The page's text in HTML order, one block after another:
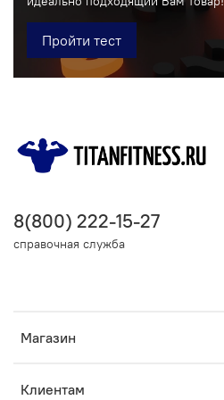
Пройти тест
Магазин
Клиентам
8(800) 222-15-27
справочная служба